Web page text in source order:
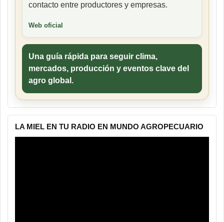
contacto entre productores y empresas.
Web oficial
Una guía rápida para seguir clima,
mercados, producción y eventos clave del
agro global.
LA MIEL EN TU RADIO EN MUNDO AGROPECUARIO